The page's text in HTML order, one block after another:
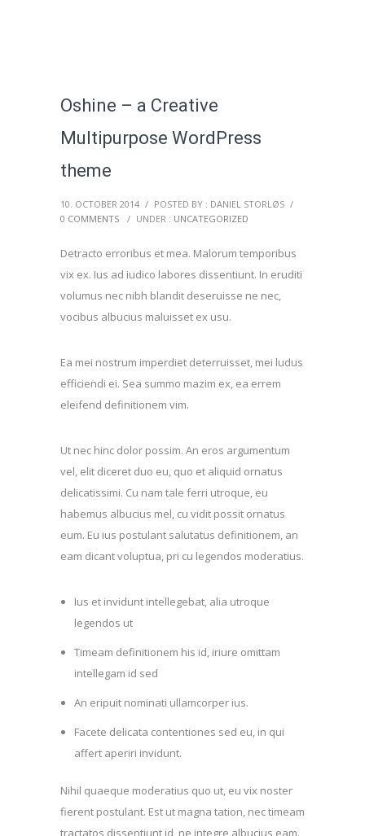
Oshine – a Creative
Multipurpose WordPress
theme
10. OCTOBER 2014 / POSTED BY : DANIEL STORLØS /
0 COMMENTS
/ UNDER : UNCATEGORIZED
Detracto erroribus et mea. Malorum temporibus
vix ex. Ius ad iudico labores dissentiunt. In eruditi
volumus nec nibh blandit deseruisse ne nec,
vocibus albucius maluisset ex usu.
Ea mei nostrum imperdiet deterruisset, mei ludus
efficiendi ei. Sea summo mazim ex, ea errem
eleifend definitionem vim.
Ut nec hinc dolor possim. An eros argumentum
vel, elit diceret duo eu, quo et aliquid ornatus
delicatissimi. Cu nam tale ferri utroque, eu
habemus albucius mel, cu vidit possit ornatus
eum. Eu ius postulant salutatus definitionem, an
eam dicant voluptua, pri cu legendos moderatius.
Ius et invidunt intellegebat, alia utroque
legendos ut
Timeam definitionem his id, iriure omittam
intellegam id sed
An eripuit nominati ullamcorper ius.
Facete delicata contentiones sed eu, in qui
affert aperiri invidunt.
Nihil quaeque moderatius quo ut, eu vix noster
fierent postulant. Est ut magna tation, nec timeam
tractatos dissentiunt id, ne integre albucius eam.